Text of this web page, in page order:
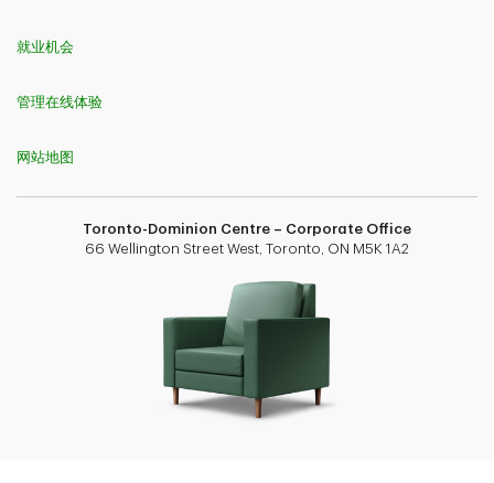
就业机会
管理在线体验
网站地图
Toronto-Dominion Centre – Corporate Office
66 Wellington Street West, Toronto, ON M5K 1A2